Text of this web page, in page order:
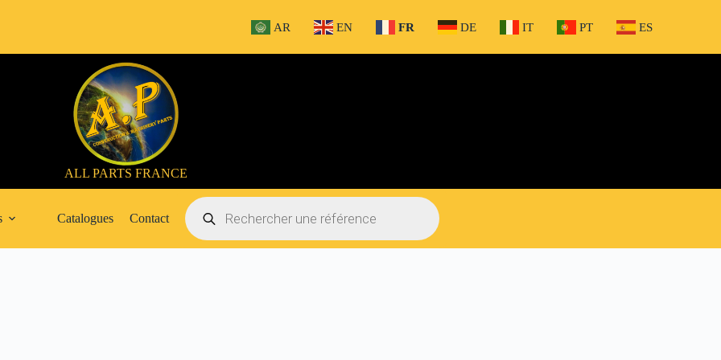
AR EN FR DE IT PT ES
ALL PARTS FRANCE
Catalogues Contact
Recherche
de
produits